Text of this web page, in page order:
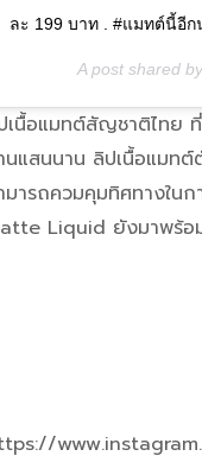
ละ 199 บาท . #แมทต์นี้อี
A post shared by
เนื้อแมทต์สัญชาติไทย ที่
นแสนนาน ลิปเนื้อแมทต์
มารถควมคุมทิศทางใน
Liquid ยังมาพร้อม